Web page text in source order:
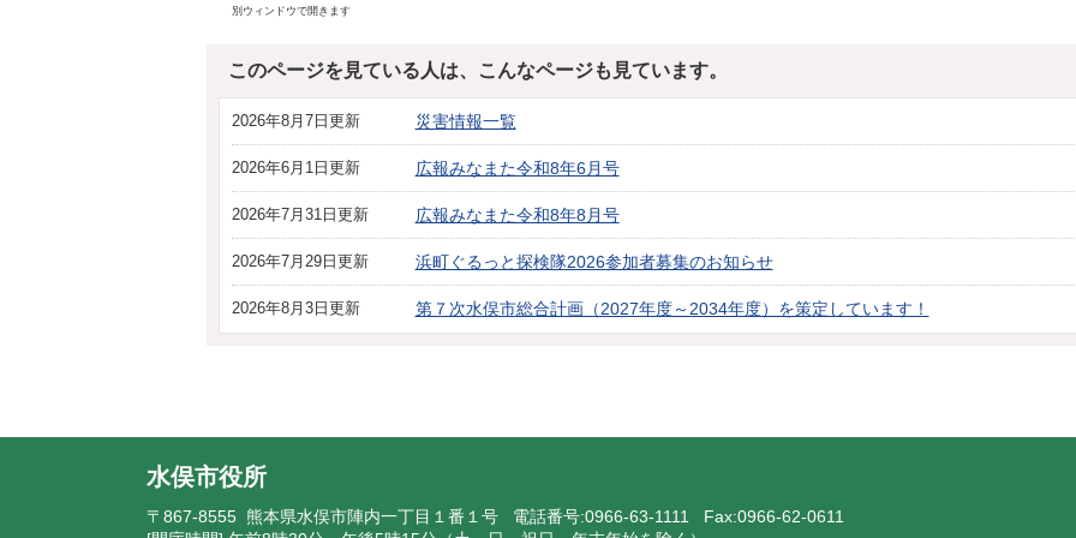
別ウィンドウで開きます
このページを見ている人は、こんなページも見ています。
2026年8月7日更新 災害情報一覧
2026年6月1日更新 広報みなまた令和8年6月号
2026年7月31日更新 広報みなまた令和8年8月号
2026年7月29日更新 浜町ぐるっと探検隊2026参加者募集のお知らせ
2026年8月3日更新 第７次水俣市総合計画（2027年度～2034年度）を策定しています！
水俣市役所
〒867-8555 熊本県水俣市陣内一丁目１番１号 電話番号:0966-63-1111
Fax:0966-62-0611